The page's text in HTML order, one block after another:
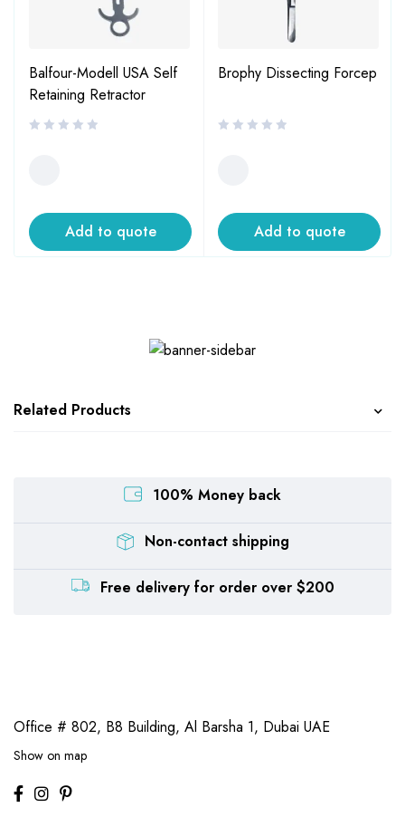
Balfour-Modell USA Self
Retaining Retractor
Add to quote
Brophy Dissecting Forcep
Add to quote
Related Products
100% Money back
Non-contact shipping
Free delivery for order over $200
Office # 802, B8 Building, Al Barsha 1, Dubai UAE
Show on map